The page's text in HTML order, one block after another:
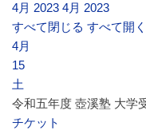
4月 2023 4月 2023
すべて閉じる すべて開く
4月
15
土
令和五年度 壺溪塾 大学
チケット